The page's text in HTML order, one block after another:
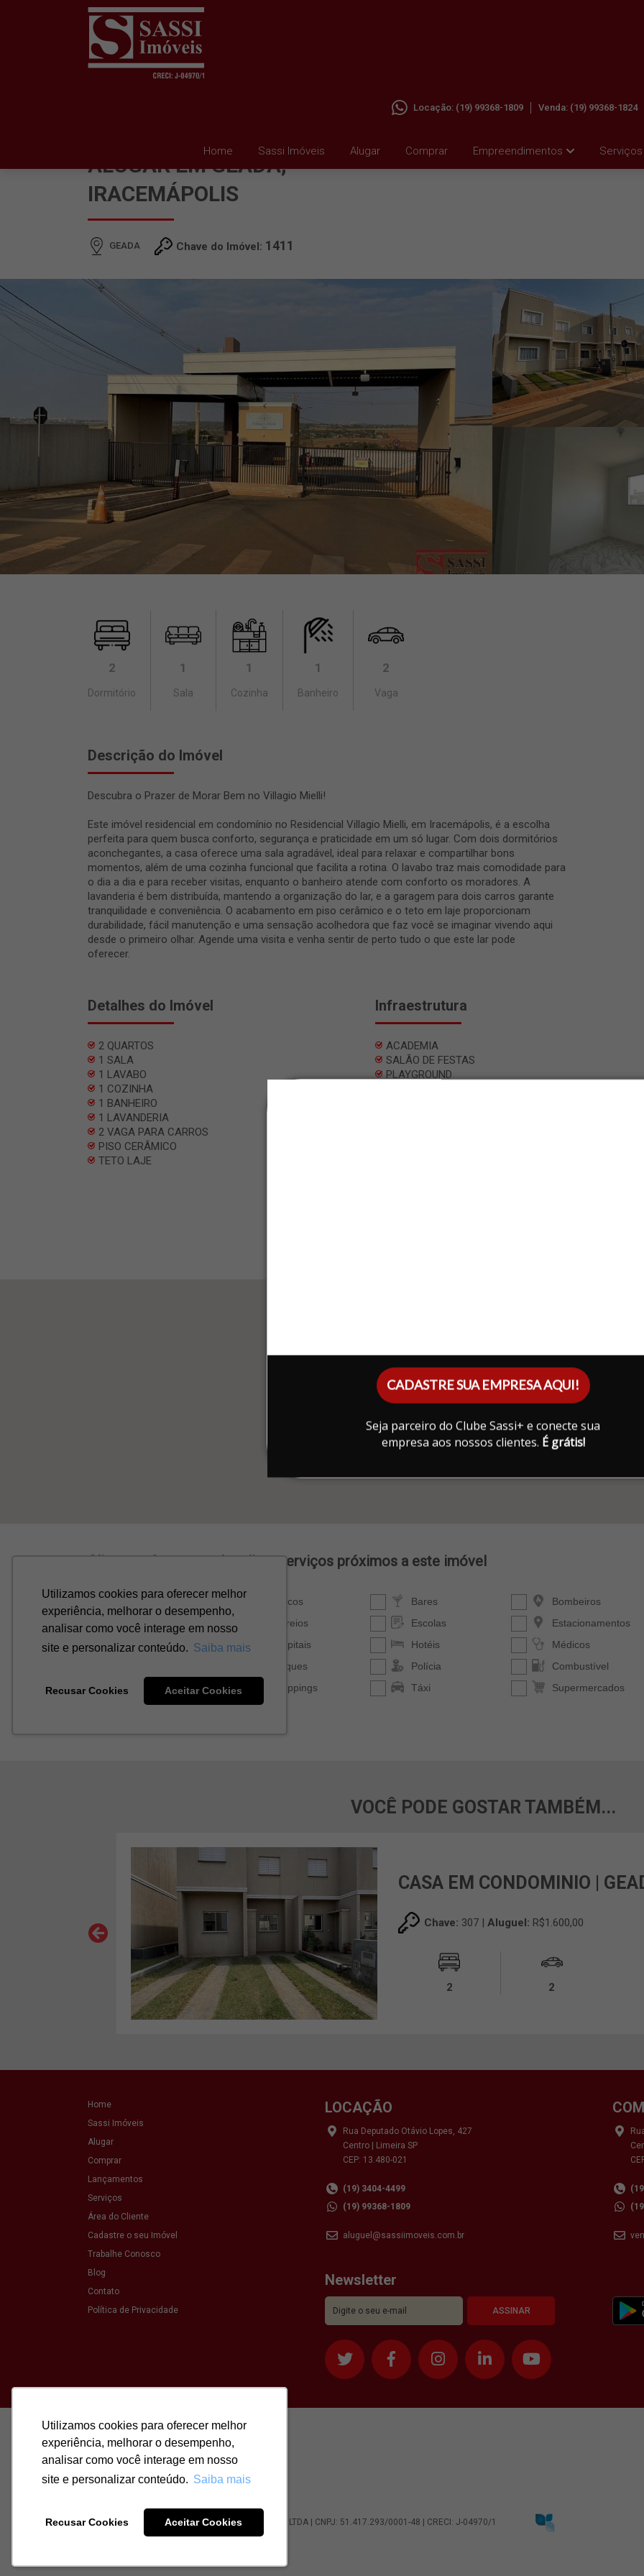
CADASTRE SUA EMPRESA AQUI!
Seja parceiro do Clube Sassi+ e conecte sua
empresa aos nossos clientes. É grátis!
Utilizamos cookies para oferecer melhor
experiência, melhorar o desempenho,
analisar como você interage em nosso
site e personalizar conteúdo. Saiba mais
Recusar Cookies Aceitar Cookies
Utilizamos cookies para oferecer melhor
experiência, melhorar o desempenho,
analisar como você interage em nosso
site e personalizar conteúdo. Saiba mais
Recusar Cookies Aceitar Cookies
Home Sassi Imóveis Alugar Comprar Empreendimentos Serviços
Locação: (19) 99368-1809 Venda: (19) 99368-1824
ALUGAR EM GEADA,
IRACEMÁPOLIS
GEADA Chave do Imóvel: 1411
2
Dormitório
1
Sala
1
Cozinha
1
Banheiro
2
Vaga
Descrição do Imóvel
Descubra o Prazer de Morar Bem no Villagio Mielli!
Este imóvel residencial em condomínio no Residencial Villagio Mielli, em Iracemápolis, é a escolha
perfeita para quem busca conforto, segurança e praticidade em um só lugar. Com dois dormitórios
aconchegantes, a casa oferece uma sala agradável, ideal para relaxar e compartilhar bons
momentos, além de uma cozinha funcional que facilita a rotina. O lavabo traz mais comodidade para
o dia a dia e para receber visitas, enquanto o banheiro atende com conforto os moradores. A
lavanderia é bem distribuída, mantendo a organização do lar, e a garagem para dois carros garante
tranquilidade e conveniência. O acabamento em piso cerâmico e o teto em laje proporcionam
durabilidade, fácil manutenção e uma sensação acolhedora que faz você se imaginar vivendo aqui
desde o primeiro olhar. Agende uma visita e venha sentir de perto tudo o que este lar pode
oferecer.
Detalhes do Imóvel
2 QUARTOS
1 SALA
1 LAVABO
1 COZINHA
1 BANHEIRO
1 LAVANDERIA
2 VAGA PARA CARROS
PISO CERÂMICO
TETO LAJE
Infraestrutura
ACADEMIA
SALÃO DE FESTAS
PLAYGROUND
VOCÊ PODE GOSTAR TAMBÉM...
CASA EM CONDOMINIO |
Chave: 307 |Aluguel: R$1.600,00
2 2
Home
Sassi Imóveis
Alugar
Comprar
Lançamentos
Serviços
Área do Cliente
Cadastre o seu Imóvel
Trabalhe Conosco
Blog
Contato
Política de Privacidade
LOCAÇÃO
Rua Deputado Otávio Lopes, 427
Centro | Limeira SP
CEP: 13.480-021
(19) 3404-4499
(19) 99368-1809
aluguel@sassiimoveis.com.br
Newsletter
Todos os direitos reservados para: SASSI IMÓVEIS LTDA | CNPJ: 51.417.293/0001-48 | CRECI: J-04970/1